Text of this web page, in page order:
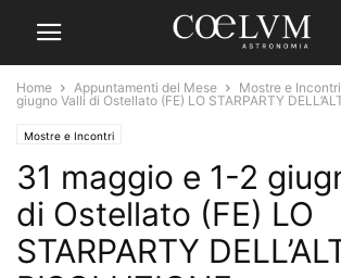
Home Appuntamenti del Mese Mostre e Incontri
giugno Valli di Ostellato (FE) LO STARPARTY
Mostre e Incontri
31 maggio e 1-2
di Ostellato (FE) LO
STARPARTY